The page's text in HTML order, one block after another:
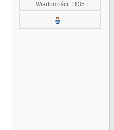
Wiadomości: 1635